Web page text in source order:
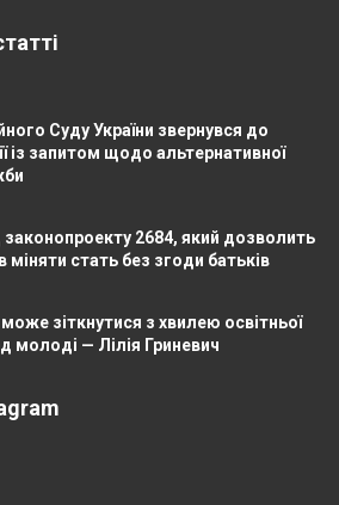
Суду України звернувся до
із запитом щодо альтернативної
2684, який дозволить
міняти стать без згоди батьків
може зіткнутися з хвилею освітньої
молоді — Лілія Гриневич